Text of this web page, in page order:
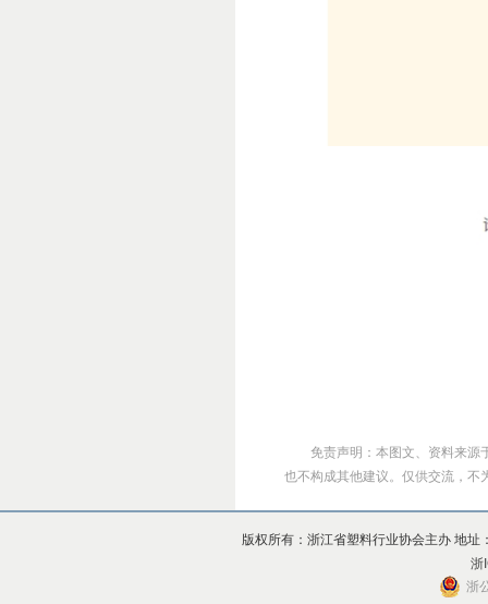
免责声明：本图文、资料来源
也不构成其他建议。仅供交流，
版权所有：浙江省塑料行业协会主办 地
浙
浙